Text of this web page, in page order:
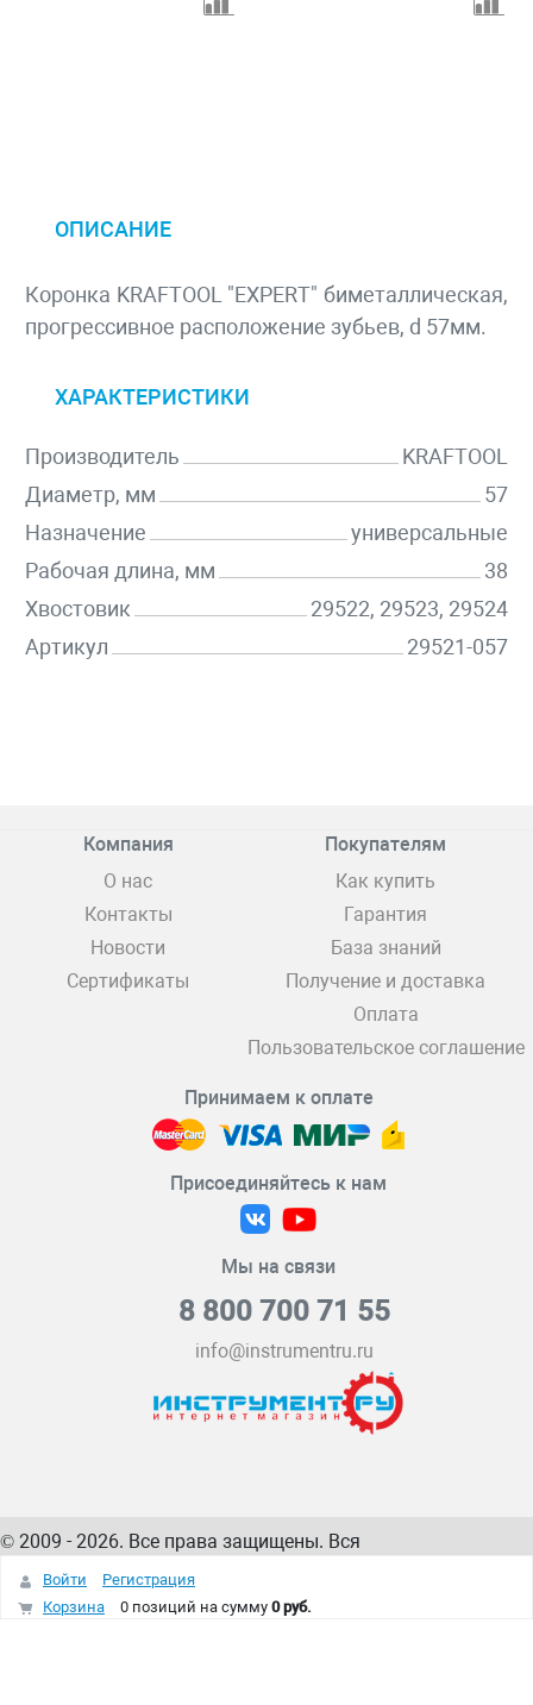
ОПИСАНИЕ
Коронка KRAFTOOL "EXPERT" биметаллическая,
прогрессивное расположение зубьев, d 57мм.
ХАРАКТЕРИСТИКИ
Производитель
KRAFTOOL
Диаметр, мм
57
Назначение
универсальные
Рабочая длина, мм
38
Хвостовик
29522, 29523, 29524
Артикул
29521-057
Компания
О нас
Контакты
Новости
Сертификаты
Покупателям
Как купить
Гарантия
База знаний
Получение и доставка
Оплата
Пользовательское соглашение
Принимаем к оплате
Присоединяйтесь к нам
Мы на связи
8 800 700 71 55
info@instrumentru.ru
© 2009 - 2026. Все права защищены. Вся
информация на сайте – собственность
интернет-магазина
Войти
Регистрация
Корзина
0 позиций на сумму 0 руб.